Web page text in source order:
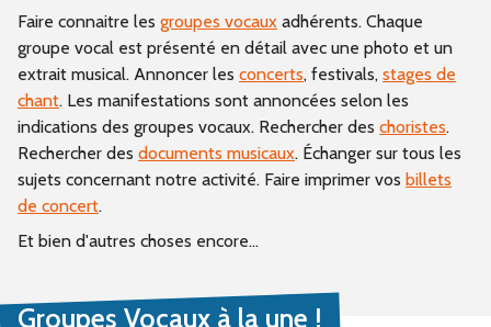
Faire connaitre les groupes vocaux adhérents. Chaque
groupe vocal est présenté en détail avec une photo et un
extrait musical. Annoncer les concerts, festivals, stages de
chant. Les manifestations sont annoncées selon les
indications des groupes vocaux. Rechercher des choristes.
Rechercher des documents musicaux. Échanger sur tous les
sujets concernant notre activité. Faire imprimer vos billets
de concert.
Et bien d'autres choses encore...
Groupes Vocaux à la une !